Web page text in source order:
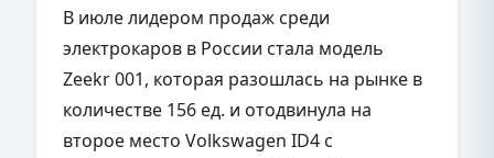
В июле лидером продаж среди
электрокаров в России стала модель
Zeekr 001, которая разошлась на рынке в
количестве 156 ед. и отодвинула на
второе место Volkswagen ID4 с